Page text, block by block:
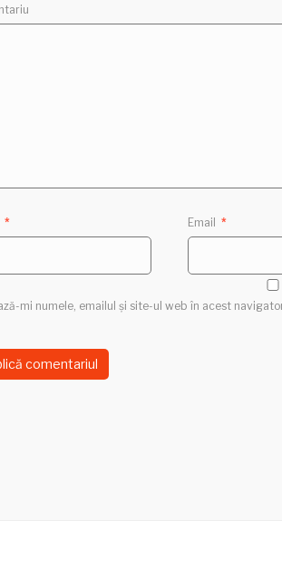
* Email *
mi numele, emailul și site-ul web în acest